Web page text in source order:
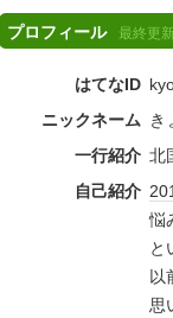
プロフィール 最終更
はてなID
ニックネーム き
一行紹介 北
自己紹介
悩
と
思